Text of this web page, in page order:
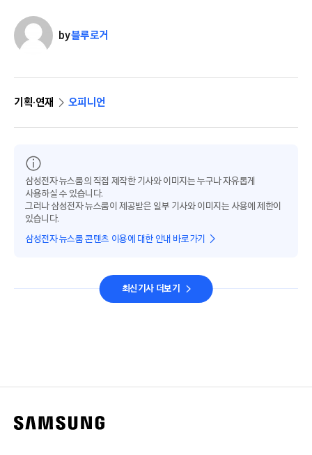
by블루로거
기획·연재 오피니언
삼성전자 뉴스룸의 직접 제작한 기사와 이미지는 누구나 자유롭게
사용하실 수 있습니다.
그러나 삼성전자 뉴스룸이 제공받은 일부 기사와 이미지는 사용에 제한이
있습니다.
삼성전자 뉴스룸 콘텐츠 이용에 대한 안내 바로가기
최신기사 더보기